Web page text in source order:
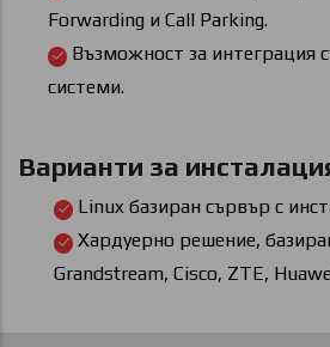
Forwarding и Call Parking.
Възможност за интеграция
системи.
Варианти за
Linux базиран сървър с
Хардуерно решение,
Grandstream, Cisco, ZTE,